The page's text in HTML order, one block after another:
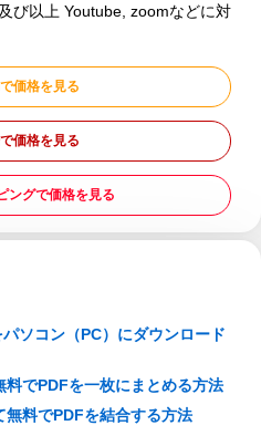
び以上 Youtube, zoomなどに対
価格を見る
価格を見る
ングで価格を見る
ソコン（PC）にダウンロード
でPDFを一枚にまとめる方法
料でPDFを結合する方法